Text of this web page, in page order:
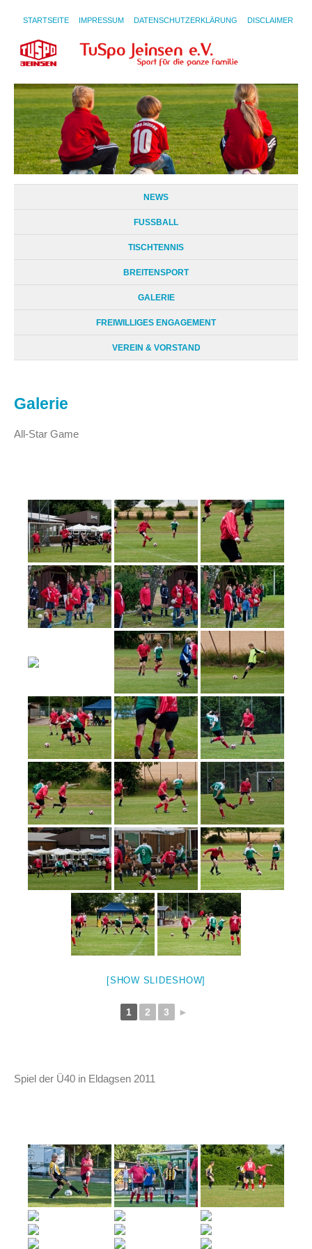
STARTSEITE IMPRESSUM DATENSCHUTZERKLÄRUNG DISCLAIMER
NEWS
FUSSBALL
TISCHTENNIS
BREITENSPORT
GALERIE
FREIWILLIGES ENGAGEMENT
VEREIN & VORSTAND
Galerie
All-Star Game
[SHOW SLIDESHOW]
1 2 3 ►
Spiel der Ü40 in Eldagsen 2011